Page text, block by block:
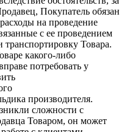
Покупатель обязан
на проведение
с ее проведением
транспортировку Товара.
какого-либо
потребовать у
производителя.
сложности с
Товаром, он может